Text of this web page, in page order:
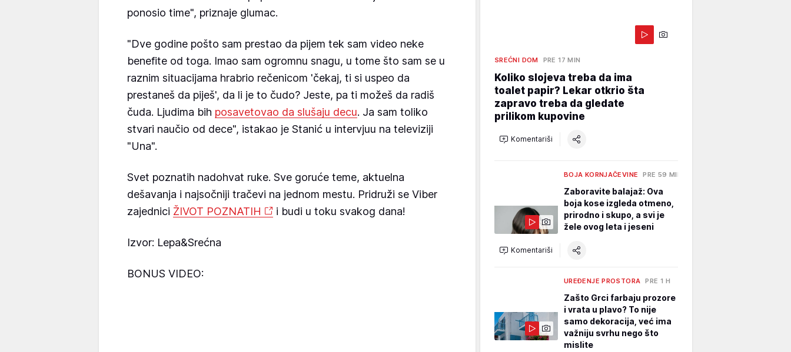
ponosio time", priznaje glumac.
"Dve godine pošto sam prestao da pijem tek sam video neke
benefite od toga. Imao sam ogromnu snagu, u tome što sam se u
raznim situacijama hrabrio rečenicom 'čekaj, ti si uspeo da
prestaneš da piješ', da li je to čudo? Jeste, pa ti možeš da radiš
čuda. Ljudima bih posavetovao da slušaju decu. Ja sam toliko
stvari naučio od dece", istakao je Stanić u intervjuu na televiziji
"Una".
Svet poznatih nadohvat ruke. Sve goruće teme, aktuelna
dešavanja i najsočniji tračevi na jednom mestu. Pridruži se Viber
zajednici ŽIVOT POZNATIH i budi u toku svakog dana!
Izvor: Lepa&Srećna
BONUS VIDEO:
SREĆNI DOM PRE 17 MIN
Koliko slojeva treba da ima
toalet papir? Lekar otkrio šta
zapravo treba da gledate
prilikom kupovine
Komentariši
BOJA KORNJAČEVINE PRE 59 MIN
Zaboravite balajaž: Ova
boja kose izgleda otmeno,
prirodno i skupo, a svi je
žele ovog leta i jeseni
Komentariši
UREĐENJE PROSTORA PRE 1 H
Zašto Grci farbaju prozore
i vrata u plavo? To nije
samo dekoracija, već ima
važniju svrhu nego što
mislite